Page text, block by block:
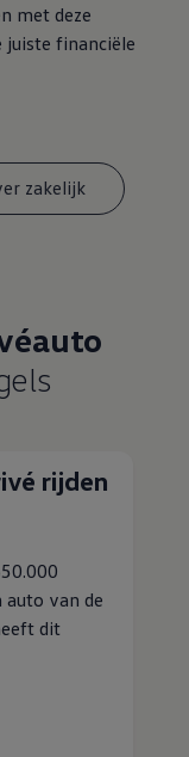
met deze
financiële
zakelijk
rijden
auto van de
dit